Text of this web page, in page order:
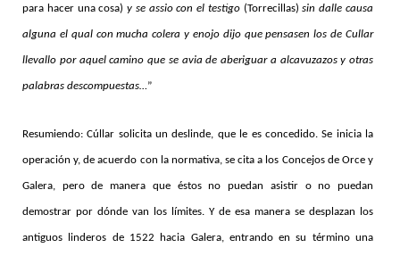
para hacer una cosa)y se assio con el testigo (Torrecillas)sin dalle causa
alguna el qual con mucha colera y enojo dijo que pensasen los de Cullar
llevallo por aquel camino que se avia de aberiguar a alcavuzazos y otras
palabras descompuestas…”
Resumiendo: Cúllar solicita un deslinde, que le es concedido. Se inicia la
operación y, de acuerdo con la normativa, se cita a los Concejos de Orce y
Galera, pero de manera que éstos no puedan asistir o no puedan
demostrar por dónde van los límites. Y de esa manera se desplazan los
antiguos linderos de 1522 hacia Galera, entrando en su término una